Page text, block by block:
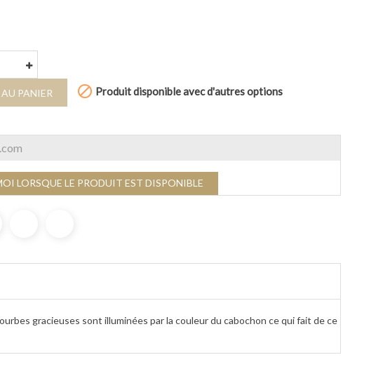
PANIER  Produit disponible avec d'autres options
LORSQUE LE PRODUIT EST DISPONIBLE
gracieuses sont illuminées par la couleur du cabochon ce qui fait de ce